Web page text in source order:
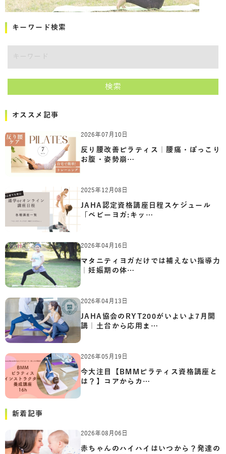
キーワード検索
検索
オススメ記事
2026年07月10日
反り腰改善ピラティス｜腰痛・ぽっこり
お腹・姿勢崩…
2025年12月08日
JAHA認定資格講座日程スケジュール
「ベビーヨガ:キッ…
2026年04月16日
マタニティヨガだけでは補えない指導力
｜妊娠期の体…
2026年04月13日
JAHA協会のRYT200がいよいよ7月開
講｜土台から応用ま…
2026年05月19日
今大注目【BMMピラティス資格講座と
は？】コアからカ…
新着記事
2026年08月06日
赤ちゃんのハイハイはいつから？発達の